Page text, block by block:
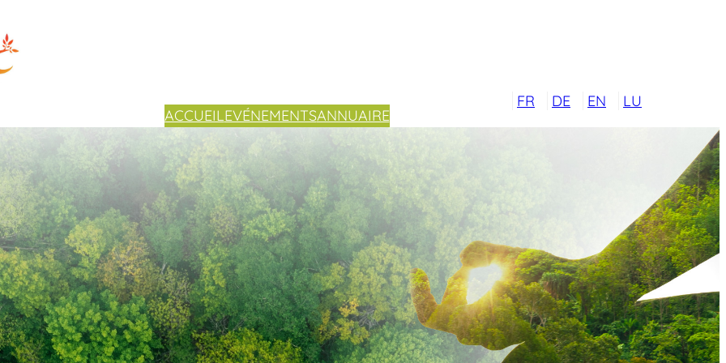
ACCUEILEVÉNEMENTSANNUAIRE
FR DE EN LU